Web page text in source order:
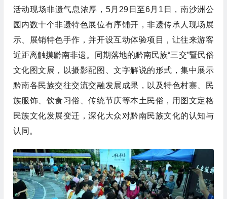
活动现场非遗气息浓厚，5月29日至6月1日，南沙洲公
园内数十个非遗特色展位有序铺开，非遗传承人现场展
示、展销特色手作，并开设互动体验项目，让往来游客
近距离触摸黔南非遗。同期落地的黔南民族“三交”暨民俗
文化图文展，以摄影配图、文字解说的形式，集中展示
黔南各民族交往交流交融发展成果，以及特色村寨、民
族服饰、饮食习俗、传统节庆等本土民俗，用图文定格
民族文化发展变迁，深化大众对黔南民族文化的认知与
认同。